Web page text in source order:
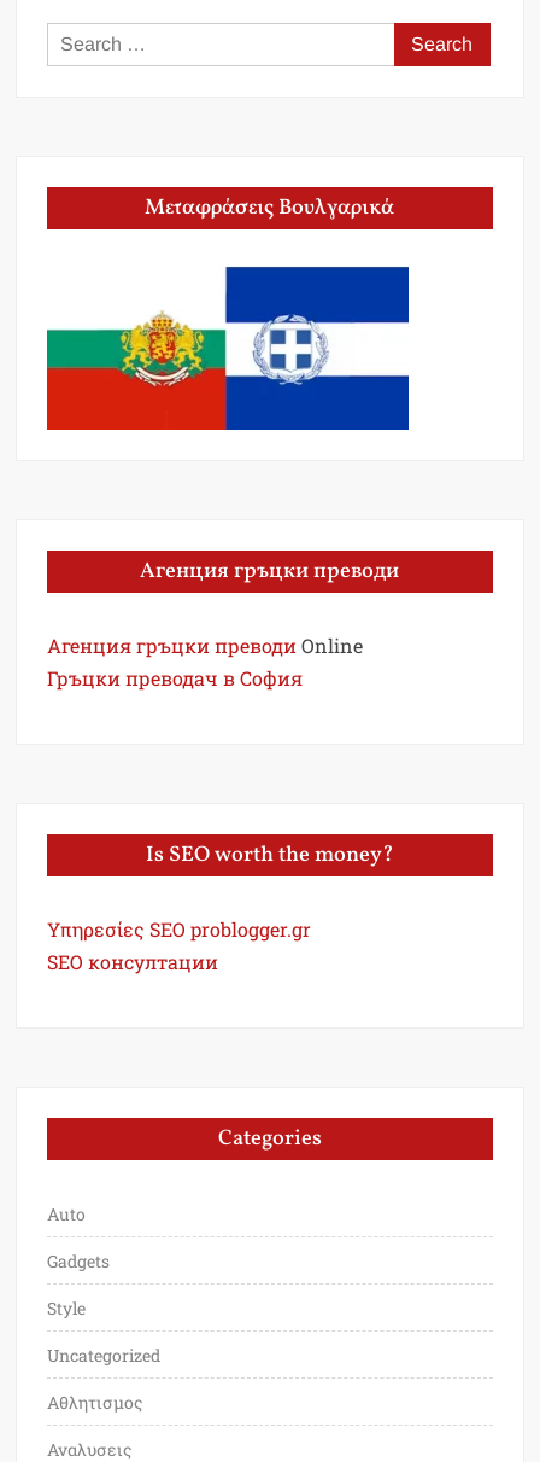
Search
for:
Μεταφράσεις Βουλγαρικά
Агенция гръцки преводи
Агенция гръцки преводи Online
Гръцки преводач в София
Is SEO worth the money?
Υπηρεσίες SEO problogger.gr
SEO консултации
Categories
Auto
Gadgets
Style
Uncategorized
Αθλητισμος
Αναλυσεις